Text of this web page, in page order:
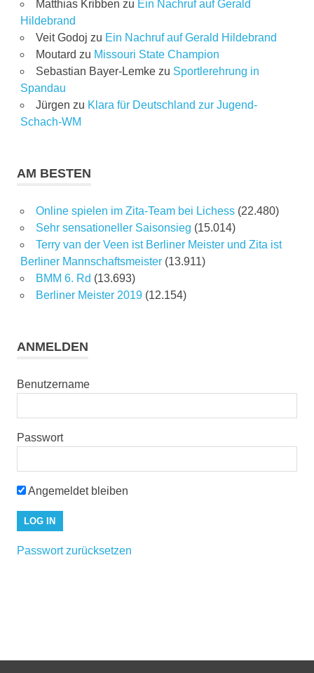
Matthias Kribben zu Ein Nachruf auf Gerald
Hildebrand
Veit Godoj zu Ein Nachruf auf Gerald Hildebrand
Moutard zu Missouri State Champion
Sebastian Bayer-Lemkezu Sportlerehrung in
Spandau
Jürgen zu Klara für Deutschland zur Jugend-
Schach-WM
AM BESTEN
Online spielen im Zita-Team bei Lichess (22.480)
Sehr sensationeller Saisonsieg (15.014)
Terry van der Veen ist Berliner Meister und Zita ist
Berliner Mannschaftsmeister (13.911)
BMM 6. Rd (13.693)
Berliner Meister 2019 (12.154)
ANMELDEN
Benutzername
Passwort
Angemeldet bleiben
Passwort zurücksetzen